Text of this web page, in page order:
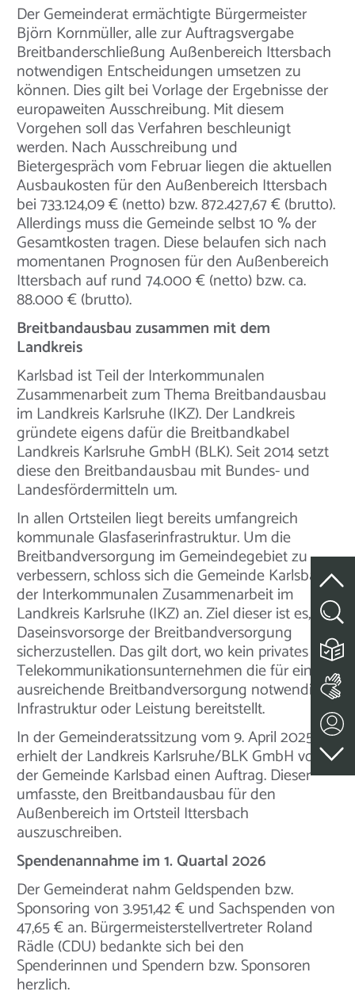
Der Gemeinderat ermächtigte Bürgermeister
Björn Kornmüller, alle zur Auftragsvergabe
Breitbanderschließung Außenbereich Ittersbach
notwendigen Entscheidungen umsetzen zu
können. Dies gilt bei Vorlage der Ergebnisse der
europaweiten Ausschreibung. Mit diesem
Vorgehen soll das Verfahren beschleunigt
werden. Nach Ausschreibung und
Bietergespräch vom Februar liegen die aktuellen
Ausbaukosten für den Außenbereich Ittersbach
bei 733.124,09 € (netto) bzw. 872.427,67 € (brutto).
Allerdings muss die Gemeinde selbst 10 % der
Gesamtkosten tragen. Diese belaufen sich nach
momentanen Prognosen für den Außenbereich
Ittersbach auf rund 74.000 € (netto) bzw. ca.
88.000 € (brutto).
Breitbandausbau zusammen mit dem
Landkreis
Karlsbad ist Teil der Interkommunalen
Zusammenarbeit zum Thema Breitbandausbau
im Landkreis Karlsruhe (IKZ). Der Landkreis
gründete eigens dafür die Breitbandkabel
Landkreis Karlsruhe GmbH (BLK). Seit 2014 setzt
diese den Breitbandausbau mit Bundes- und
Landesfördermitteln um.
In allen Ortsteilen liegt bereits umfangreich
kommunale Glasfaserinfrastruktur. Um die
Breitbandversorgung im Gemeindegebiet zu
verbessern, schloss sich die Gemeinde Karlsbad
der Interkommunalen Zusammenarbeit im
Landkreis Karlsruhe (IKZ) an. Ziel dieser ist es, die
Daseinsvorsorge der Breitbandversorgung
sicherzustellen. Das gilt dort, wo kein privates
Telekommunikationsunternehmen die für eine
ausreichende Breitbandversorgung notwendige
Infrastruktur oder Leistung bereitstellt.
In der Gemeinderatssitzung vom 9. April 2025
erhielt der Landkreis Karlsruhe/BLK GmbH von
der Gemeinde Karlsbad einen Auftrag. Dieser
umfasste, den Breitbandausbau für den
Außenbereich im Ortsteil Ittersbach
auszuschreiben.
Spendenannahme im 1. Quartal 2026
Der Gemeinderat nahm Geldspenden bzw.
Sponsoring von 3.951,42 € und Sachspenden von
47,65 € an. Bürgermeisterstellvertreter Roland
Rädle (CDU) bedankte sich bei den
Spenderinnen und Spendern bzw. Sponsoren
herzlich.